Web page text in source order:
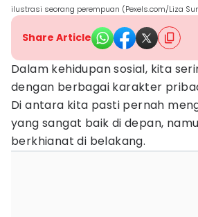
ilustrasi seorang perempuan (Pexels.com/Liza
Share Article
Dalam kehidupan sosial, kita
dengan berbagai karakter
Di antara kita pasti pernah
yang sangat baik di depan,
berkhianat di belakang.